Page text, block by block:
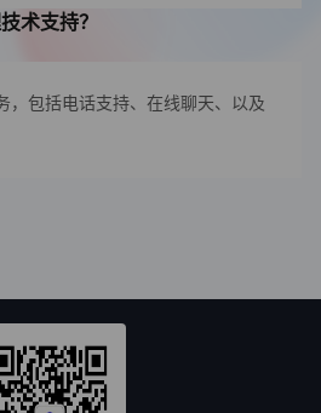
术支持？
，包括电话支持、在线聊天、以及